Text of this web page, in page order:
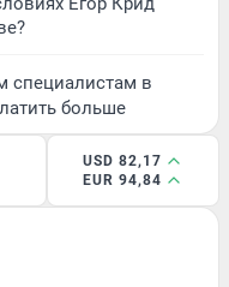
специалистам в
больше
USD 82,17
EUR 94,84